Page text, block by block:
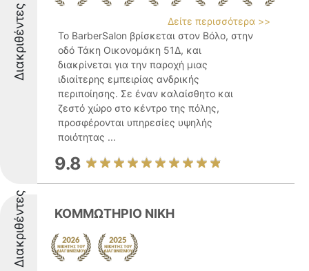
Διακριθέντες
Δείτε περισσότερα >>
Το BarberSalon βρίσκεται στον Βόλο, στην
οδό Τάκη Οικονομάκη 51Δ, και
διακρίνεται για την παροχή μιας
ιδιαίτερης εμπειρίας ανδρικής
περιποίησης. Σε έναν καλαίσθητο και
ζεστό χώρο στο κέντρο της πόλης,
προσφέρονται υπηρεσίες υψηλής
ποιότητας ...
9.8
Διακριθέντες ΚΟΜΜΩΤΗΡΙΟ ΝΙΚΗ